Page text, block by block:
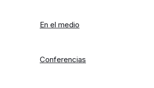
En el medio
Conferencias